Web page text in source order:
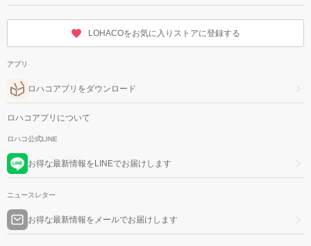
LOHACOをお気に入りストアに登録する
アプリ
ロハコアプリをダウンロード
ロハコアプリについて
ロハコ公式LINE
お得な最新情報をLINEでお届けします
ニュースレター
お得な最新情報をメールでお届けします